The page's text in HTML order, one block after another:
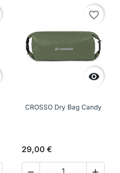

favorite_border
CROSSO Dry Bag Candy
29,00 €